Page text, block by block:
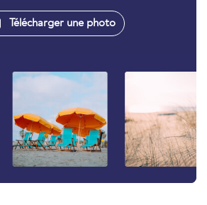
Télécharger une photo